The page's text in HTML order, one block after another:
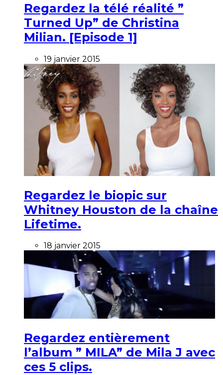
Regardez la télé réalité ”
Turned Up” de Christina
Milian. [Episode 1]
19 janvier 2015
Regardez le biopic sur
Whitney Houston de la chaîne
Lifetime.
18 janvier 2015
Regardez entièrement
l’album ” MILA” de Mila J avec
ces 5 clips.